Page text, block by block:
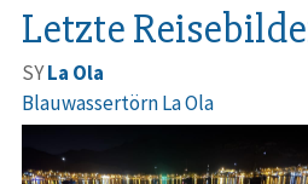
Letzte
SYLa Ola
Blauwassertörn La Ola